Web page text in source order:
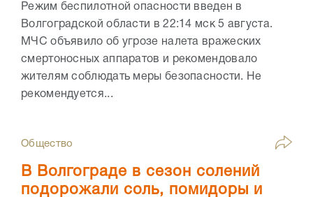
Режим беспилотной опасности введен в
Волгоградской области в 22:14 мск 5 августа.
МЧС объявило об угрозе налета вражеских
смертоносных аппаратов и рекомендовало
жителям соблюдать меры безопасности. Не
рекомендуется...
Общество
В Волгограде в сезон солений
подорожали соль, помидоры и